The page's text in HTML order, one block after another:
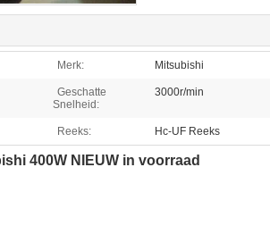
Merk: Mitsubishi
Geschatte
Snelheid:
3000r/min
Reeks: Hc-UF Reeks
400W NIEUW in voorraad